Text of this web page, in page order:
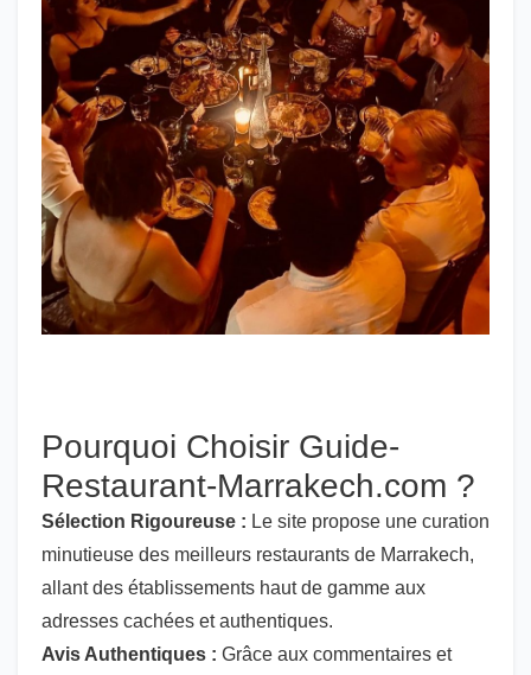
Pourquoi Choisir Guide-
Restaurant-Marrakech.com ?
Sélection Rigoureuse : Le site propose une curation
minutieuse des meilleurs restaurants de Marrakech,
allant des établissements haut de gamme aux
adresses cachées et authentiques.
Avis Authentiques : Grâce aux commentaires et